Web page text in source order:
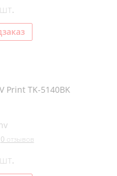
Print TK-5140BK
0 отзывов